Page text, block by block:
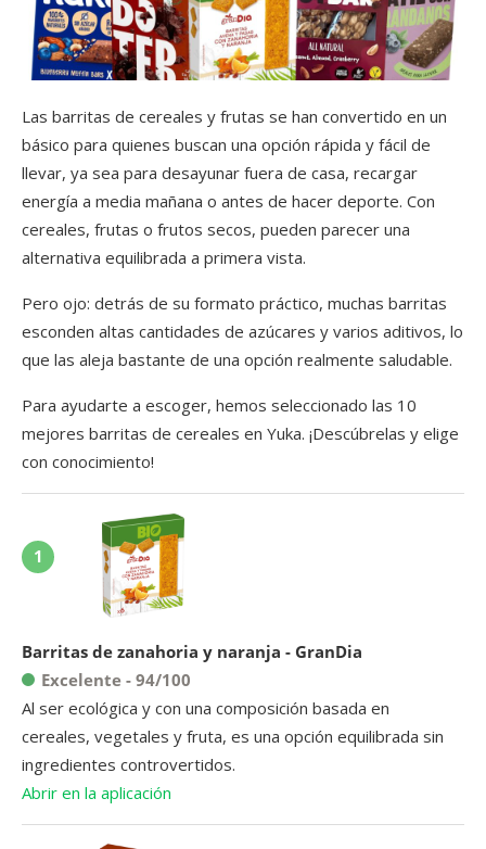
Las barritas de cereales y frutas se han convertido en un
básico para quienes buscan una opción rápida y fácil de
llevar, ya sea para desayunar fuera de casa, recargar
energía a media mañana o antes de hacer deporte. Con
cereales, frutas o frutos secos, pueden parecer una
alternativa equilibrada a primera vista.
Pero ojo: detrás de su formato práctico, muchas barritas
esconden altas cantidades de azúcares y varios aditivos, lo
que las aleja bastante de una opción realmente saludable.
Para ayudarte a escoger, hemos seleccionado las 10
mejores barritas de cereales en Yuka. ¡Descúbrelas y elige
con conocimiento!
1
Barritas de zanahoria y naranja - GranDia
Excelente - 94/100
Al ser ecológica y con una composición basada en
cereales, vegetales y fruta, es una opción equilibrada sin
ingredientes controvertidos.
Abrir en la aplicación